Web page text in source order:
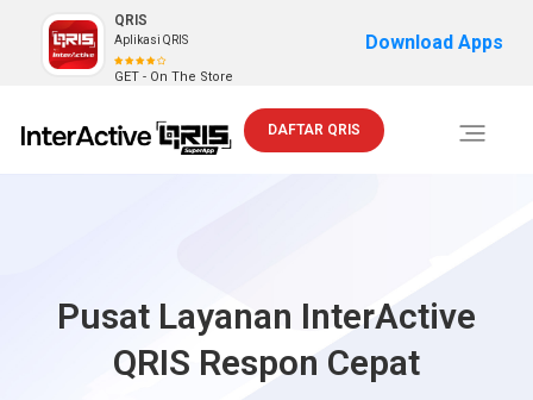
QRIS
Aplikasi QRIS
GET - On The Store
Download Apps
Toggle
DAFTAR QRIS
Pusat Layanan InterActive
QRIS Respon Cepat